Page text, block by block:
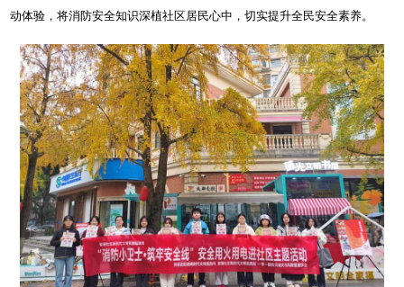
动体验，将消防安全知识深植社区居民心中，切实提升全民安全素养。